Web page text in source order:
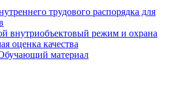
трудового распорядка для
внутриобъектовый режим и охрана
оценка качества
материал